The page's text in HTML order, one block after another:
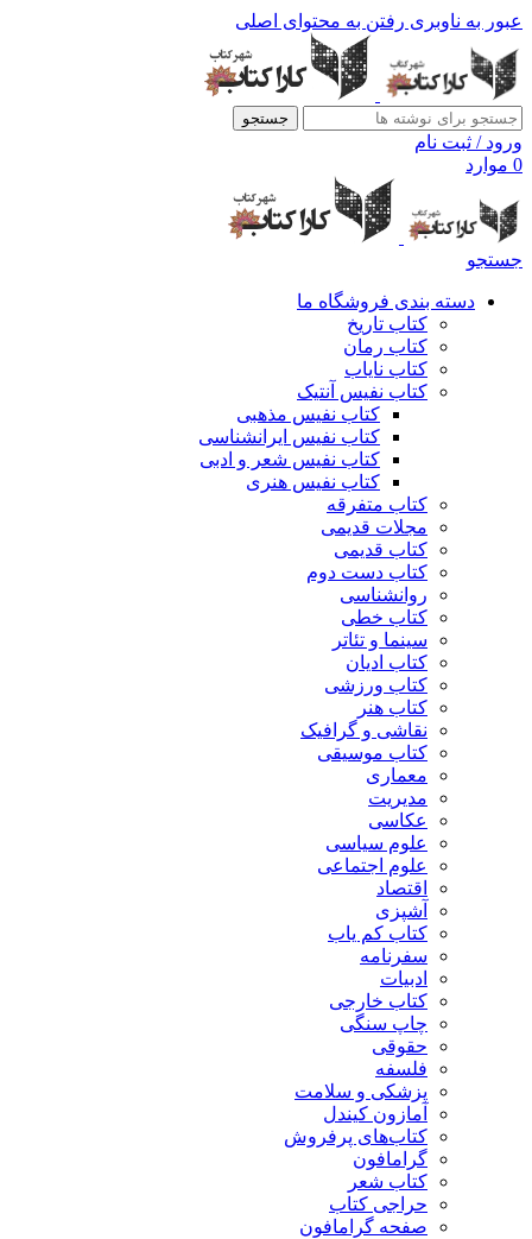
عبور به ناوبری رفتن به محتوای اصلی
جستجو
ورود / ثبت نام
0 موارد
جستجو
دسته بندی فروشگاه ما
کتاب تاریخ
کتاب رمان
کتاب نایاب
کتاب نفیس آنتیک
کتاب نفیس مذهبی
کتاب نفیس ایرانشناسی
کتاب نفیس شعر و ادبی
کتاب نفیس هنری
کتاب متفرقه
مجلات قدیمی
کتاب قدیمی
کتاب دست دوم
روانشناسی
کتاب خطی
سینما و تئاتر
کتاب ادیان
کتاب ورزشی
کتاب هنر
نقاشی و گرافیک
کتاب موسیقی
معماری
مدیریت
عکاسی
علوم سیاسی
علوم اجتماعی
اقتصاد
آشپزی
کتاب کم یاب
سفرنامه
ادبیات
کتاب خارجی
چاپ سنگی
حقوقی
فلسفه
پزشکی و سلامت
آمازون کیندل
کتاب‌های پرفروش
گرامافون
کتاب شعر
حراجی کتاب
صفحه گرامافون